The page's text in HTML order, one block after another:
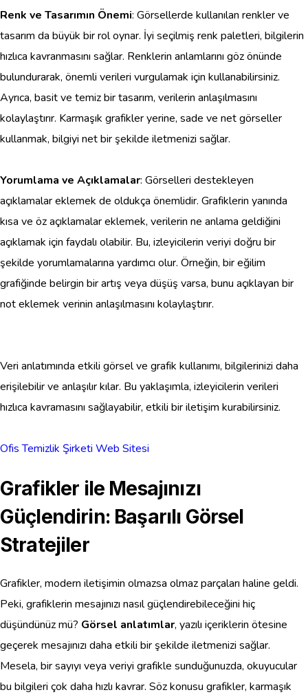
Renk ve Tasarımın Önemi: Görsellerde kullanılan renkler ve
tasarım da büyük bir rol oynar. İyi seçilmiş renk paletleri, bilgilerin
hızlıca kavranmasını sağlar. Renklerin anlamlarını göz önünde
bulundurarak, önemli verileri vurgulamak için kullanabilirsiniz.
Ayrıca, basit ve temiz bir tasarım, verilerin anlaşılmasını
kolaylaştırır. Karmaşık grafikler yerine, sade ve net görseller
kullanmak, bilgiyi net bir şekilde iletmenizi sağlar.
Yorumlama ve Açıklamalar: Görselleri destekleyen
açıklamalar eklemek de oldukça önemlidir. Grafiklerin yanında
kısa ve öz açıklamalar eklemek, verilerin ne anlama geldiğini
açıklamak için faydalı olabilir. Bu, izleyicilerin veriyi doğru bir
şekilde yorumlamalarına yardımcı olur. Örneğin, bir eğilim
grafiğinde belirgin bir artış veya düşüş varsa, bunu açıklayan bir
not eklemek verinin anlaşılmasını kolaylaştırır.
Veri anlatımında etkili görsel ve grafik kullanımı, bilgilerinizi daha
erişilebilir ve anlaşılır kılar. Bu yaklaşımla, izleyicilerin verileri
hızlıca kavramasını sağlayabilir, etkili bir iletişim kurabilirsiniz.
Ofis Temizlik Şirketi Web Sitesi
Grafikler ile Mesajınızı
Güçlendirin: Başarılı Görsel
Stratejiler
Grafikler, modern iletişimin olmazsa olmaz parçaları haline geldi.
Peki, grafiklerin mesajınızı nasıl güçlendirebileceğini hiç
düşündünüz mü? Görsel anlatımlar, yazılı içeriklerin ötesine
geçerek mesajınızı daha etkili bir şekilde iletmenizi sağlar.
Mesela, bir sayıyı veya veriyi grafikle sunduğunuzda, okuyucular
bu bilgileri çok daha hızlı kavrar. Söz konusu grafikler, karmaşık